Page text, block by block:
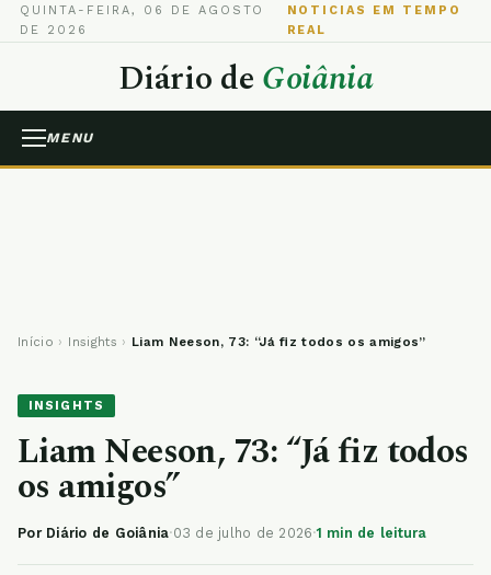
QUINTA-FEIRA, 06 DE AGOSTO
DE 2026
NOTICIAS EM TEMPO
REAL
Diário deGoiânia
MENU
Início › Insights › Liam Neeson, 73: “Já fiz todos os amigos”
INSIGHTS
Liam Neeson, 73: “Já fiz todos
os amigos”
Por Diário de Goiânia·03 de julho de 2026·1 min de leitura